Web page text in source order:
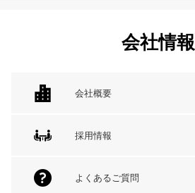
会社情報
会社概要
採用情報
よくあるご質問